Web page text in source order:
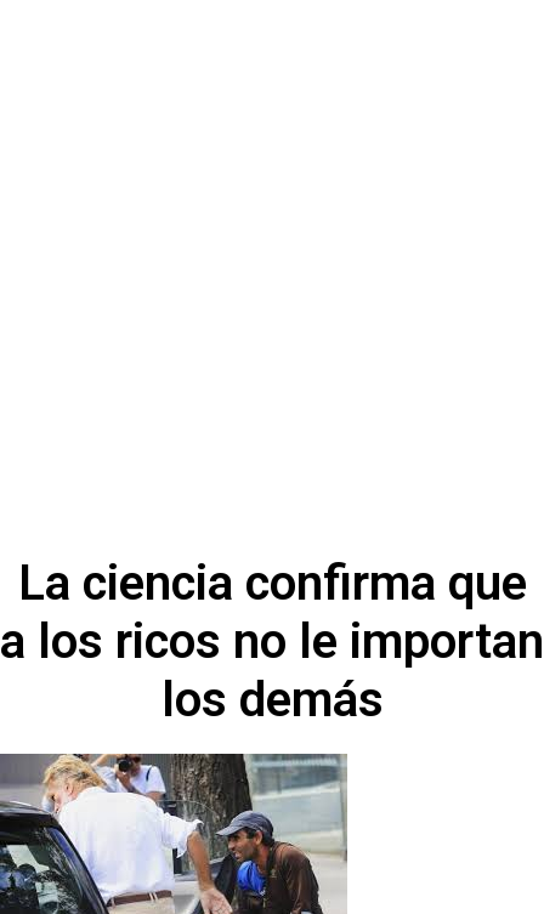
La ciencia confirma que
a los ricos no le importan
los demás